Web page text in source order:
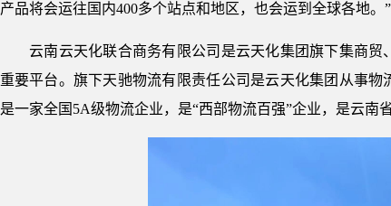
产品将会运往国内400多个站点和地区，也会运到全球各地。
云南云天化联合商务有限公司是云天化集团旗下集商贸
重要平台。旗下天驰物流有限责任公司是云天化集团从事
是一家全国5A级物流企业，是“西部物流百强”企业，是云南